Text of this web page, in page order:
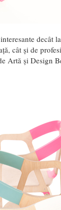
decât la
cât și de
Artă și Design